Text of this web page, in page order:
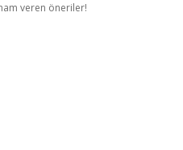
veren öneriler!